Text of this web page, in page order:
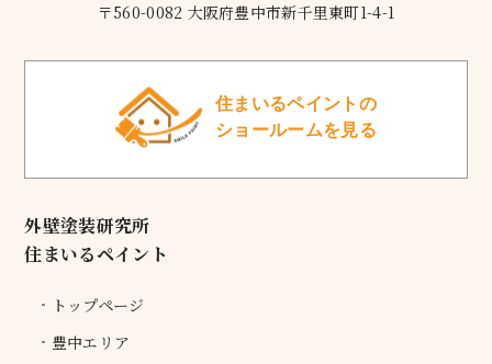
〒560-0082 大阪府豊中市新千里東町1-4-1
住まいるペイントの
ショールームを見る
外壁塗装研究所
住まいるペイント
トップページ
豊中エリア